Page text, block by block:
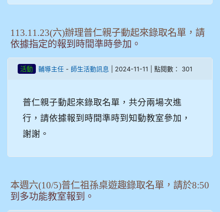
113.11.23(六)辦理普仁親子動起來錄取名單，請
依據指定的報到時間準時參加。
活動 輔導主任- 師生活動訊息 | 2024-11-11 | 點閱數： 301
普仁親子動起來錄取名單，共分兩場次進
行，請依據報到時間準時到知動教室參加，
謝謝。
本週六(10/5)普仁祖孫桌遊趣錄取名單，請於8:50
到多功能教室報到。